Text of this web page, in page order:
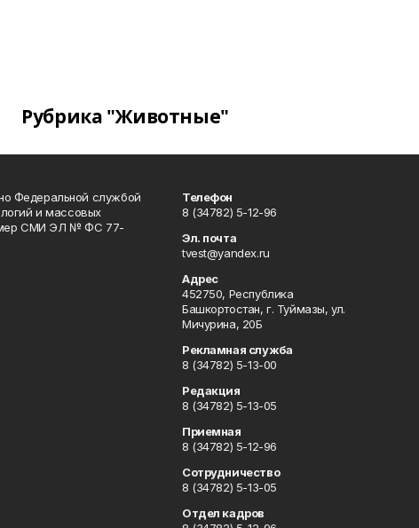
Рубрика "Животные"
Федеральной службой
и массовых
СМИ ЭЛ № ФС 77-
Телефон
8 (34782) 5-12-96
Эл. почта
tvest@yandex.ru
Адрес
452750, Республика
Башкортостан, г. Туймазы, ул.
Мичурина, 20Б
Рекламная служба
8 (34782) 5-13-00
Редакция
8 (34782) 5-13-05
Приемная
8 (34782) 5-12-96
Сотрудничество
8 (34782) 5-13-05
Отдел кадров